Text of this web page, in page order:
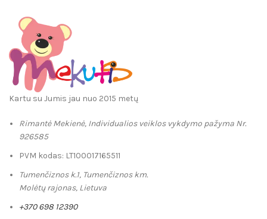
Kartu su Jumis jau nuo 2015 metų
Rimantė Mekienė, Individualios veiklos vykdymo pažyma Nr.
926585
PVM kodas: LT100017165511
Tumenčiznos k.1, Tumenčiznos km.
Molėtų rajonas, Lietuva
+370 698 12390